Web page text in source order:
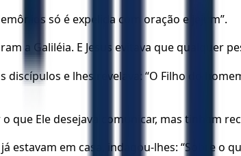
só é expelida com oração e jejum”.
a Galiléia. E Jesus evitava que qualquer
discípulos e lhes revelava: “O Filho do
o que Ele desejava comunicar, mas tinham
estavam em casa, indagou-lhes: “Sobre o